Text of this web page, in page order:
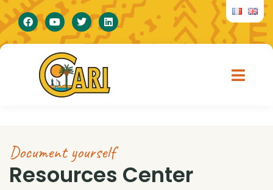
Document yourself
Resources Center